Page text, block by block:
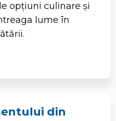
opțiuni culinare și
lume în
din